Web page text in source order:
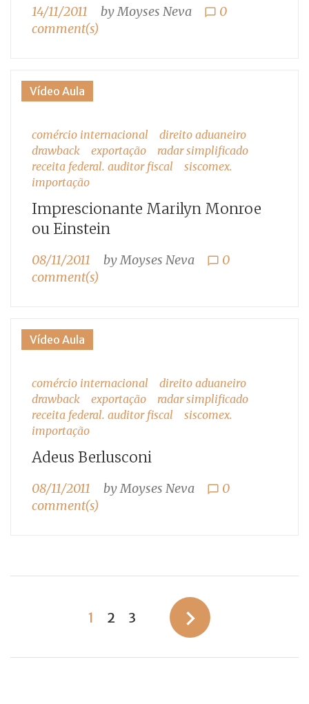
14/11/2011 byMoyses Neva chat_bubble_outline 0
comment(s)
Vídeo Aula
comércio internacional
direito aduaneiro
drawback
exportação
radar simplificado
receita federal. auditor fiscal
siscomex.
importação
Imprescionante Marilyn Monroe
ou Einstein
08/11/2011 byMoyses Neva chat_bubble_outline 0
comment(s)
Vídeo Aula
comércio internacional
direito aduaneiro
drawback
exportação
radar simplificado
receita federal. auditor fiscal
siscomex.
importação
Adeus Berlusconi
08/11/2011 byMoyses Neva chat_bubble_outline 0
comment(s)
Paginação
posts
1 2 3 navigate_next